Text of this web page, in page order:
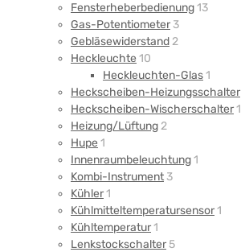
Fensterheberbedienung13
Gas-Potentiometer 3
Gebläsewiderstand2
Heckleuchte 10
Heckleuchten-Glas1
Heckscheiben-Heizungsschalter
Heckscheiben-Wischerschalter1
Heizung/Lüftung2
Hupe 1
Innenraumbeleuchtung1
Kombi-Instrument 3
Kühler1
Kühlmitteltemperatursensor1
Kühltemperatur1
Lenkstockschalter 5